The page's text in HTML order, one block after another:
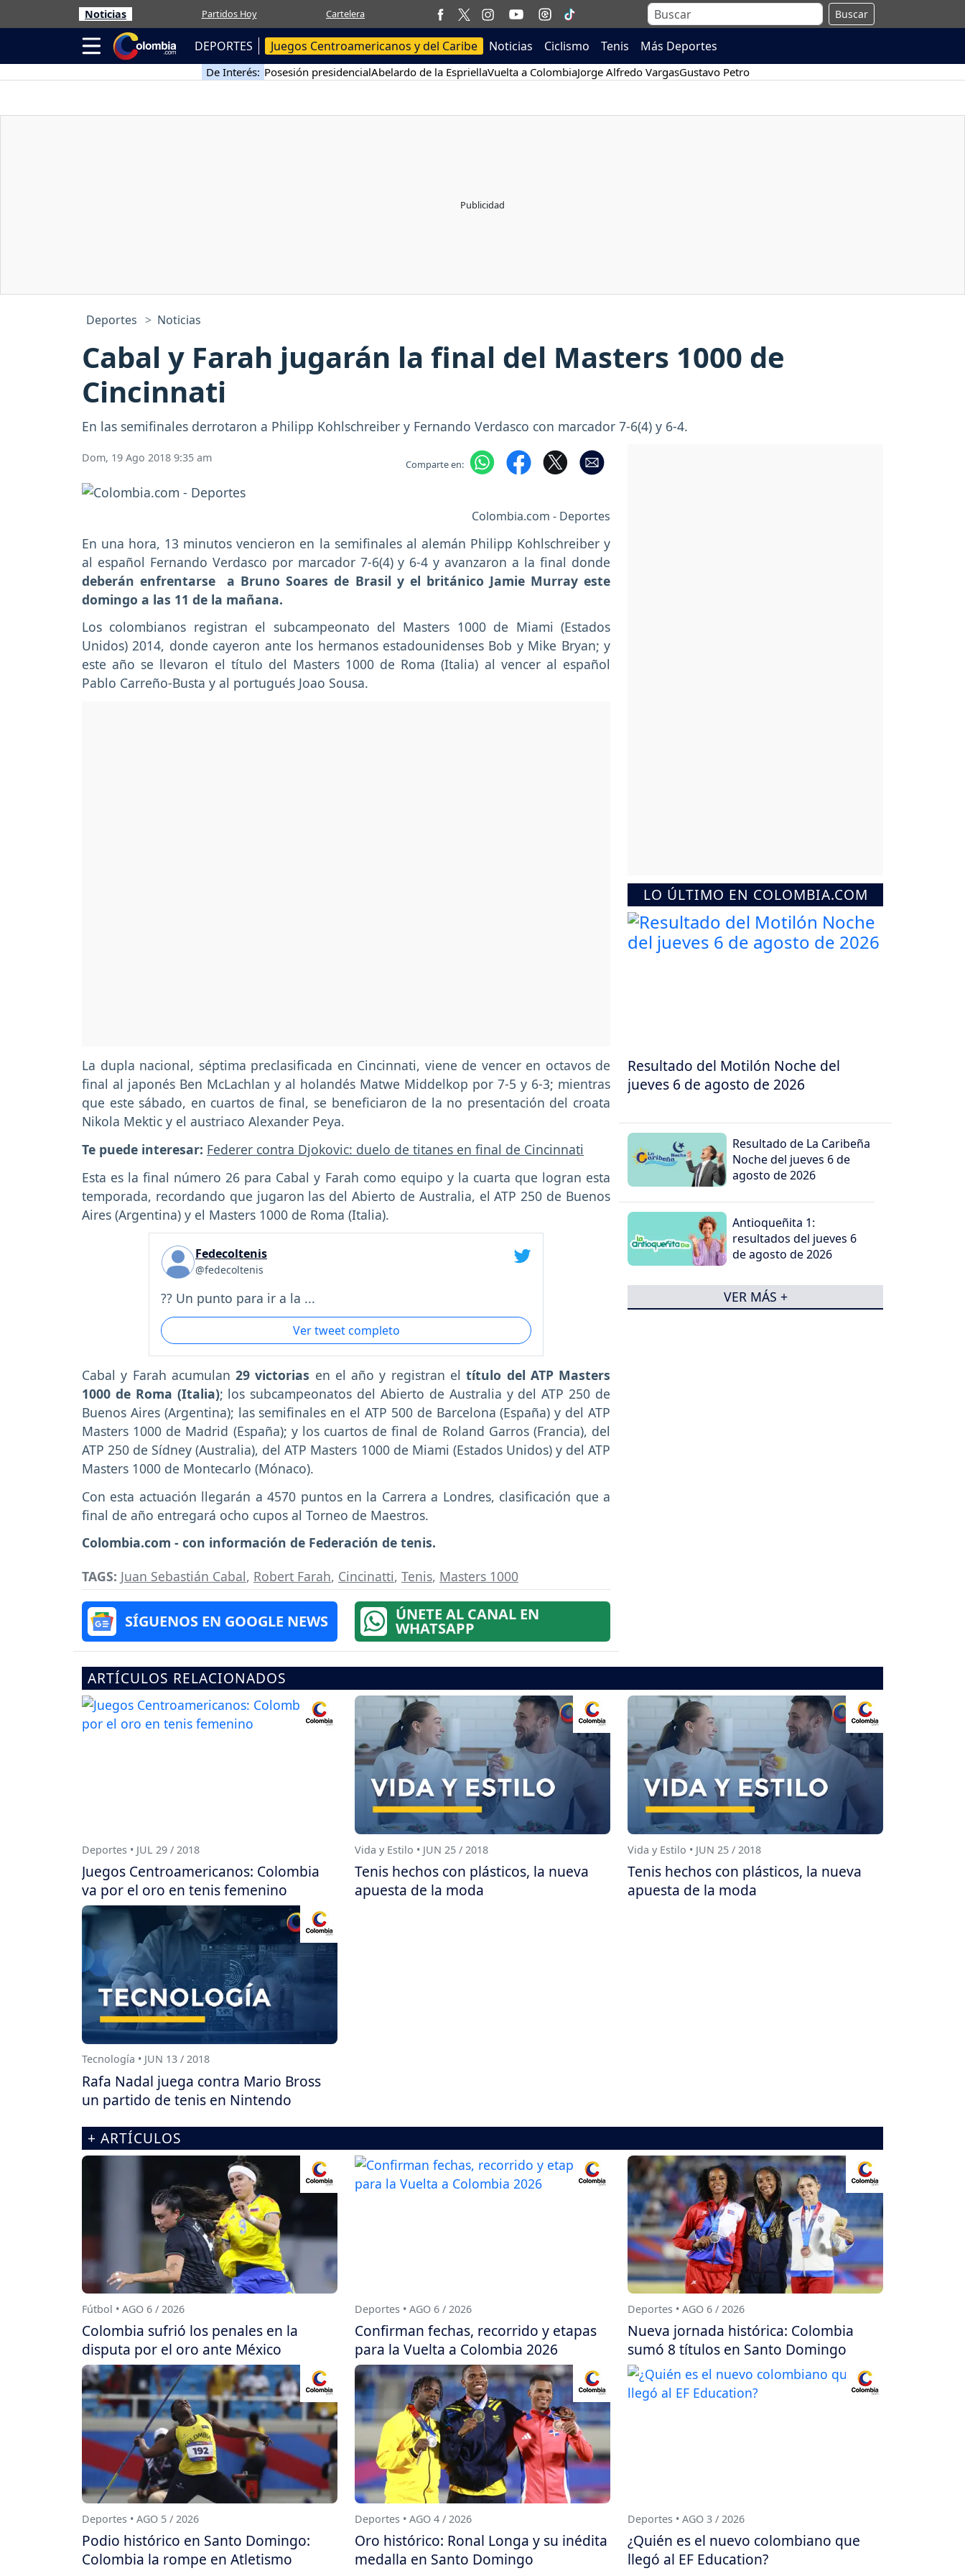
Noticias Partidos Hoy Cartelera Buscar
DEPORTES Juegos Centroamericanos y del Caribe Noticias Ciclismo Tenis Más Deportes
De Interés: Posesión presidencialAbelardo de la EspriellaVuelta a ColombiaJorge Alfredo VargasGustavo Petro
Deportes Noticias
Cabal y Farah jugarán la final del Masters 1000 de
Cincinnati
En las semifinales derrotaron a Philipp Kohlschreiber y Fernando Verdasco con marcador 7-6(4) y 6-4.
Dom, 19 Ago 2018 9:35 am Comparte en:
Colombia.com - Deportes
En una hora, 13 minutos vencieron en la semifinales al alemán Philipp Kohlschreiber y
al español Fernando Verdasco por marcador 7-6(4) y 6-4 y avanzaron a la final donde
deberán enfrentarse a Bruno Soares de Brasil y el británico Jamie Murray este
domingo a las 11 de la mañana.
Los colombianos registran el subcampeonato del Masters 1000 de Miami (Estados
Unidos) 2014, donde cayeron ante los hermanos estadounidenses Bob y Mike Bryan; y
este año se llevaron el título del Masters 1000 de Roma (Italia) al vencer al español
Pablo Carreño-Busta y al portugués Joao Sousa.
La dupla nacional, séptima preclasificada en Cincinnati, viene de vencer en octavos de
final al japonés Ben McLachlan y al holandés Matwe Middelkop por 7-5 y 6-3; mientras
que este sábado, en cuartos de final, se beneficiaron de la no presentación del croata
Nikola Mektic y el austriaco Alexander Peya.
Te puede interesar: Federer contra Djokovic: duelo de titanes en final de Cincinnati
Esta es la final número 26 para Cabal y Farah como equipo y la cuarta que logran esta
temporada, recordando que jugaron las del Abierto de Australia, el ATP 250 de Buenos
Aires (Argentina) y el Masters 1000 de Roma (Italia).
Fedecoltenis
@fedecoltenis
?? Un punto para ir a la ...
Ver tweet completo
Cabal y Farah acumulan29 victorias en el año y registran eltítulo del ATP Masters
1000 de Roma (Italia); los subcampeonatos del Abierto de Australia y del ATP 250 de
Buenos Aires (Argentina); las semifinales en el ATP 500 de Barcelona (España) y del ATP
Masters 1000 de Madrid (España); y los cuartos de final de Roland Garros (Francia), del
ATP 250 de Sídney (Australia), del ATP Masters 1000 de Miami (Estados Unidos) y del ATP
Masters 1000 de Montecarlo (Mónaco).
Con esta actuación llegarán a 4570 puntos en la Carrera a Londres, clasificación que a
final de año entregará ocho cupos al Torneo de Maestros.
Colombia.com - con información de Federación de tenis.
TAGS: Juan Sebastián Cabal, Robert Farah, Cincinatti, Tenis, Masters 1000
SÍGUENOS EN GOOGLE NEWS ÚNETE AL CANAL EN
WHATSAPP
LO ÚLTIMO EN COLOMBIA.COM
Resultado del Motilón Noche del
jueves 6 de agosto de 2026
Resultado de La Caribeña
Noche del jueves 6 de
agosto de 2026
Antioqueñita 1:
resultados del jueves 6
de agosto de 2026
VER MÁS +
ARTÍCULOS RELACIONADOS
Deportes • JUL 29 / 2018
Juegos Centroamericanos: Colombia
va por el oro en tenis femenino
Vida y Estilo • JUN 25 / 2018
Tenis hechos con plásticos, la nueva
apuesta de la moda
Vida y Estilo • JUN 25 / 2018
Tenis hechos con plásticos, la nueva
apuesta de la moda
Tecnología • JUN 13 / 2018
Rafa Nadal juega contra Mario Bross
un partido de tenis en Nintendo
+ ARTÍCULOS
Fútbol • AGO 6 / 2026
Colombia sufrió los penales en la
disputa por el oro ante México
Deportes • AGO 6 / 2026
Confirman fechas, recorrido y etapas
para la Vuelta a Colombia 2026
Deportes • AGO 6 / 2026
Nueva jornada histórica: Colombia
sumó 8 títulos en Santo Domingo
Deportes • AGO 5 / 2026
Podio histórico en Santo Domingo:
Colombia la rompe en Atletismo
Deportes • AGO 4 / 2026
Oro histórico: Ronal Longa y su inédita
medalla en Santo Domingo
Deportes • AGO 3 / 2026
¿Quién es el nuevo colombiano que
llegó al EF Education?